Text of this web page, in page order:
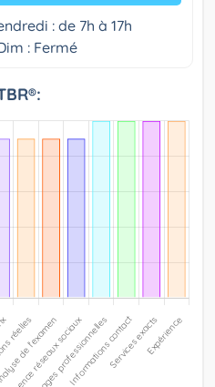
: de 7h à 17h
: Fermé